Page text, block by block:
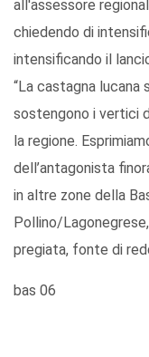
all'assessore
chiedendo di
intensificando il
“La castagna
sostengono i vertici
la regione.
dell’antagonista
in altre zone della
Pollino/
pregiata, fonte di
bas 06